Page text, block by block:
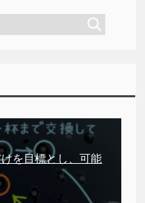
を目標とし、可能